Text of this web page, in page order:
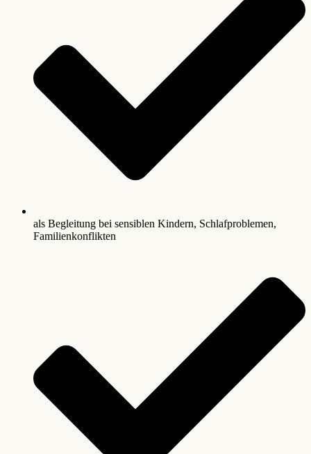
als Begleitung bei sensiblen Kindern, Schlafproblemen,
Familienkonflikten